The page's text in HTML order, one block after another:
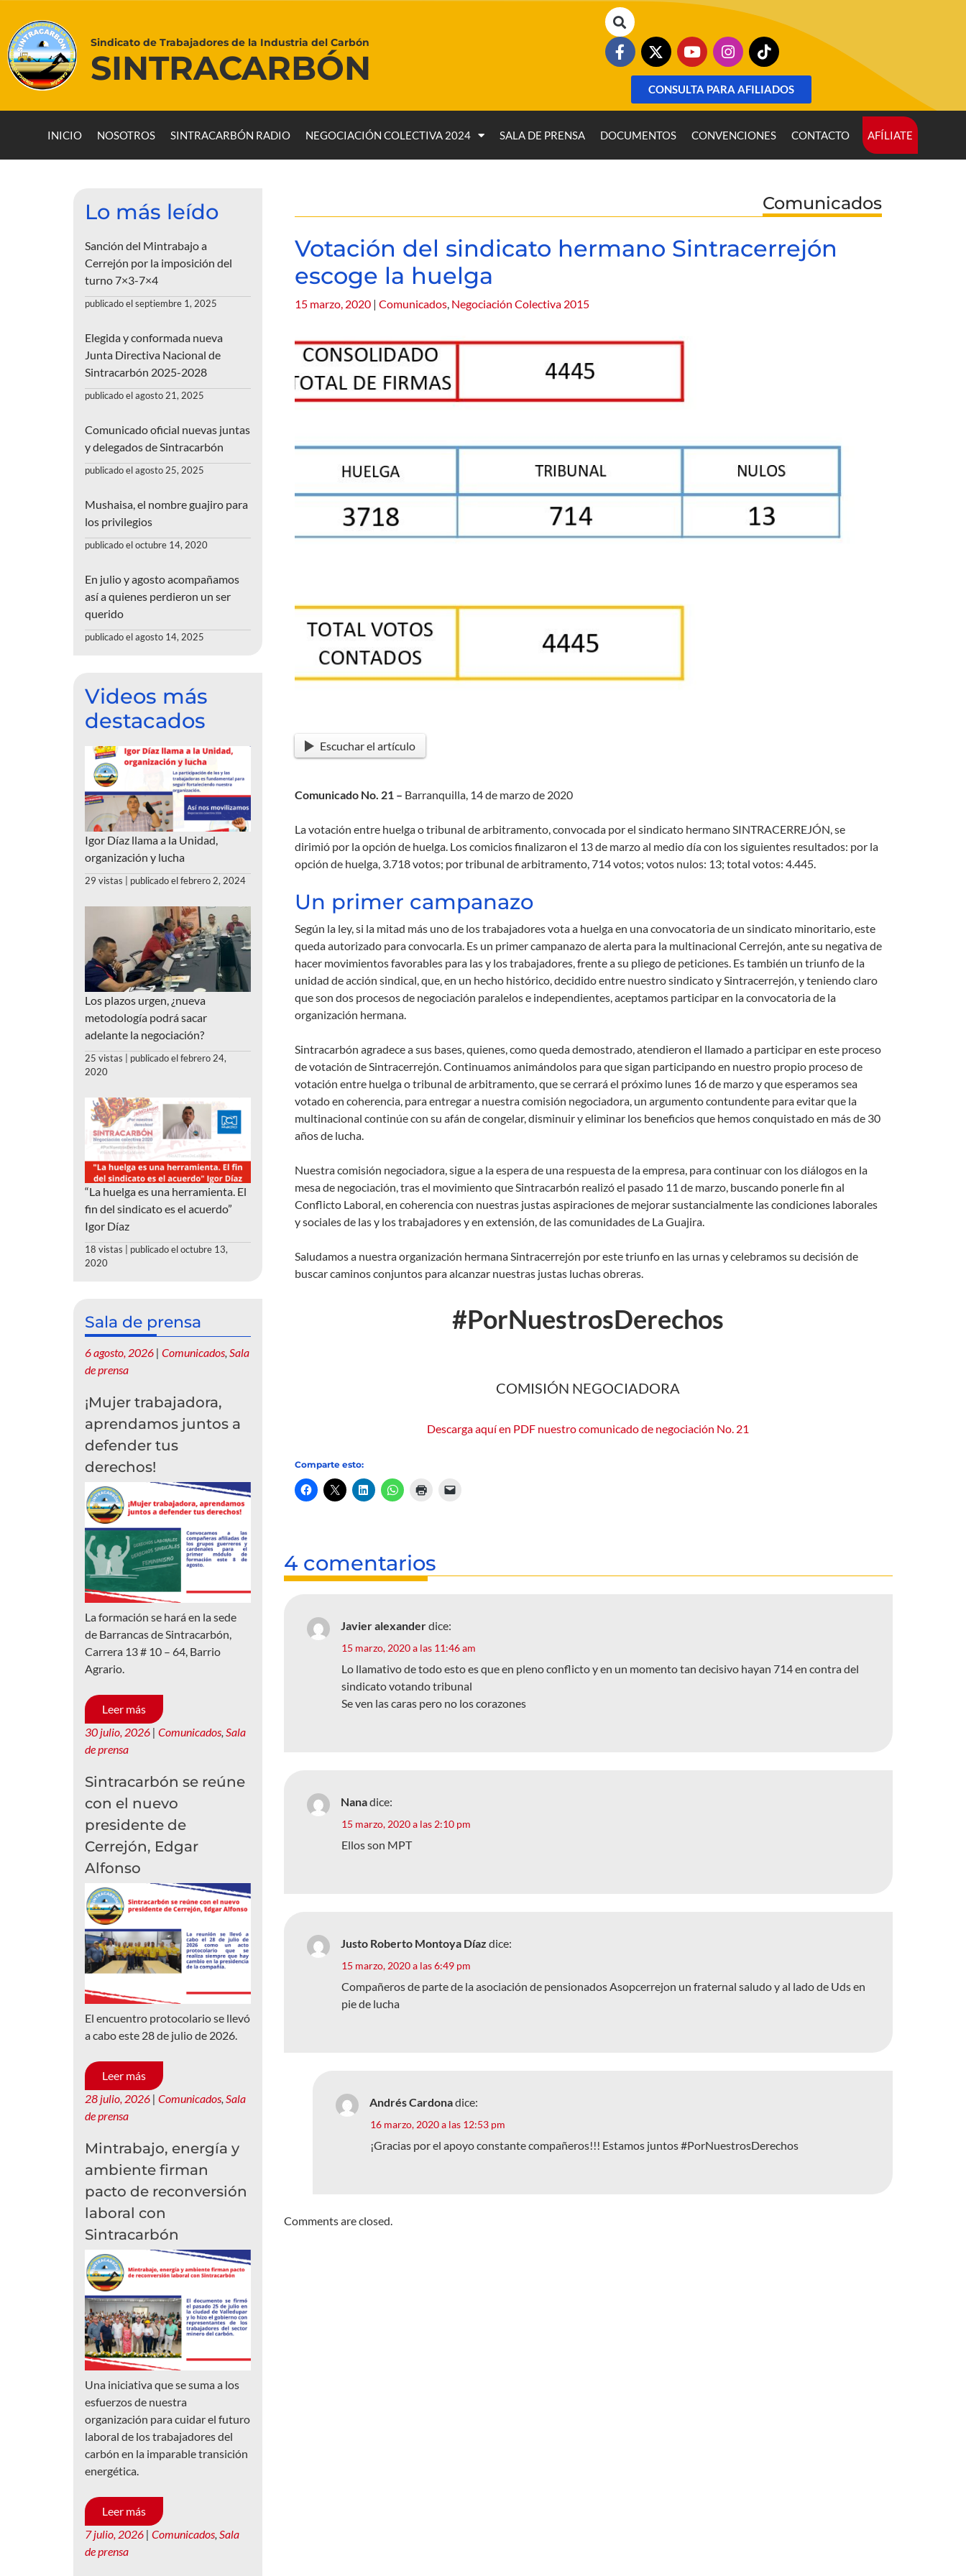
Sindicato de Trabajadores de la Industria del Carbón
SINTRACARBÓN
CONSULTA PARA AFILIADOS
INICIO NOSOTROS SINTRACARBÓN RADIO NEGOCIACIÓN COLECTIVA 2024 SALA DE PRENSA DOCUMENTOS CONVENCIONES CONTACTO AFÍLIATE
Comunicados
Votación del sindicato hermano Sintracerrejón
escoge la huelga
15 marzo, 2020| Comunicados, Negociación Colectiva 2015
Escuchar el artículo
Comunicado No. 21 – Barranquilla, 14 de marzo de 2020
La votación entre huelga o tribunal de arbitramento, convocada por el sindicato hermano SINTRACERREJÓN, se
dirimió por la opción de huelga. Los comicios finalizaron el 13 de marzo al medio día con los siguientes resultados: por la
opción de huelga, 3.718 votos; por tribunal de arbitramento, 714 votos; votos nulos: 13; total votos: 4.445.
Un primer campanazo
Según la ley, si la mitad más uno de los trabajadores vota a huelga en una convocatoria de un sindicato minoritario, este
queda autorizado para convocarla. Es un primer campanazo de alerta para la multinacional Cerrejón, ante su negativa de
hacer movimientos favorables para las y los trabajadores, frente a su pliego de peticiones. Es también un triunfo de la
unidad de acción sindical, que, en un hecho histórico, decidido entre nuestro sindicato y Sintracerrejón, y teniendo claro
que son dos procesos de negociación paralelos e independientes, aceptamos participar en la convocatoria de la
organización hermana.
Sintracarbón agradece a sus bases, quienes, como queda demostrado, atendieron el llamado a participar en este proceso
de votación de Sintracerrejón. Continuamos animándolos para que sigan participando en nuestro propio proceso de
votación entre huelga o tribunal de arbitramento, que se cerrará el próximo lunes 16 de marzo y que esperamos sea
votado en coherencia, para entregar a nuestra comisión negociadora, un argumento contundente para evitar que la
multinacional continúe con su afán de congelar, disminuir y eliminar los beneficios que hemos conquistado en más de 30
años de lucha.
Nuestra comisión negociadora, sigue a la espera de una respuesta de la empresa, para continuar con los diálogos en la
mesa de negociación, tras el movimiento que Sintracarbón realizó el pasado 11 de marzo, buscando ponerle fin al
Conflicto Laboral, en coherencia con nuestras justas aspiraciones de mejorar sustancialmente las condiciones laborales
y sociales de las y los trabajadores y en extensión, de las comunidades de La Guajira.
Saludamos a nuestra organización hermana Sintracerrejón por este triunfo en las urnas y celebramos su decisión de
buscar caminos conjuntos para alcanzar nuestras justas luchas obreras.
#PorNuestrosDerechos
COMISIÓN NEGOCIADORA
Descarga aquí en PDF nuestro comunicado de negociación No. 21
Comparte esto:
4 comentarios
Javier alexanderdice:
15 marzo, 2020 a las 11:46 am
Lo llamativo de todo esto es que en pleno conflicto y en un momento tan decisivo hayan 714 en contra del
sindicato votando tribunal
Se ven las caras pero no los corazones
Nanadice:
15 marzo, 2020 a las 2:10 pm
Ellos son MPT
Justo Roberto Montoya Díaz dice:
15 marzo, 2020 a las 6:49 pm
Compañeros de parte de la asociación de pensionados Asopcerrejon un fraternal saludo y al lado de Uds en
pie de lucha
Andrés Cardonadice:
16 marzo, 2020 a las 12:53 pm
¡Gracias por el apoyo constante compañeros!!! Estamos juntos #PorNuestrosDerechos
Comments are closed.
Lo más leído
Sanción del Mintrabajo a
Cerrejón por la imposición del
turno 7×3-7×4
publicado el septiembre 1, 2025
Elegida y conformada nueva
Junta Directiva Nacional de
Sintracarbón 2025-2028
publicado el agosto 21, 2025
Comunicado oficial nuevas juntas
y delegados de Sintracarbón
publicado el agosto 25, 2025
Mushaisa, el nombre guajiro para
los privilegios
publicado el octubre 14, 2020
En julio y agosto acompañamos
así a quienes perdieron un ser
querido
publicado el agosto 14, 2025
Videos más
destacados
Igor Díaz llama a la Unidad,
organización y lucha
29 vistas publicado el febrero 2, 2024
Los plazos urgen, ¿nueva
metodología podrá sacar
adelante la negociación?
25 vistas
publicado el febrero 24,
2020
“La huelga es una herramienta. El
fin del sindicato es el acuerdo”
Igor Díaz
18 vistas | publicado el octubre 13,
2020
Sala de prensa
6 agosto, 2026 | Comunicados Sala
de prensa
¡Mujer trabajadora,
aprendamos juntos a
defender tus
derechos!
La formación se hará en la sede
de Barrancas de Sintracarbón,
Carrera 13 # 10 – 64, Barrio
Agrario.
Leer más
30 julio, 2026 | Comunicados Sala
de prensa
Sintracarbón se reúne
con el nuevo
presidente de
Cerrejón, Edgar
Alfonso
El encuentro protocolario se llevó
a cabo este 28 de julio de 2026.
Leer más
28 julio, 2026 | Comunicados, Sala
de prensa
Mintrabajo, energía y
ambiente firman
pacto de reconversión
laboral con
Sintracarbón
Una iniciativa que se suma a los
esfuerzos de nuestra
organización para cuidar el futuro
laboral de los trabajadores del
carbón en la imparable transición
energética.
Leer más
7 julio, 2026 | Comunicados, Sala
de prensa